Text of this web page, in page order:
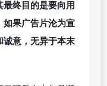
其中一点就是担
的强大，强调AI